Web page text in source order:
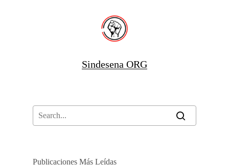
Sindesena ORG
Publicaciones Más Leídas